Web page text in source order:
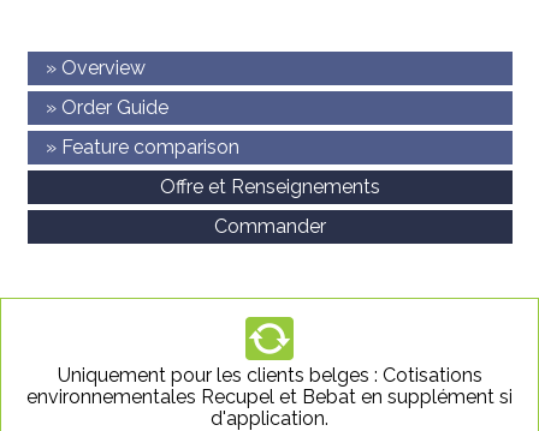
» Overview
» Order Guide
» Feature comparison
Offre et Renseignements
Commander
Uniquement pour les clients belges : Cotisations
environnementales Recupel et Bebat en supplément si
d'application.